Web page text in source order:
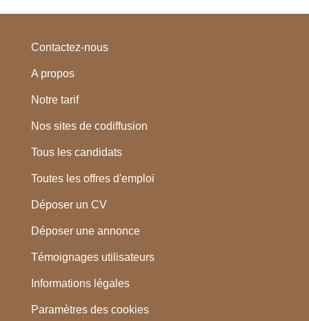
Contactez-nous
A propos
Notre tarif
Nos sites de codiffusion
Tous les candidats
Toutes les offres d'emploi
Déposer un CV
Déposer une annonce
Témoignages utilisateurs
Informations légales
Paramètres des cookies